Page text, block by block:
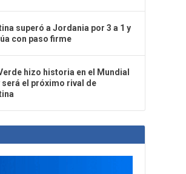
superó a Jordania por 3 a 1 y
con paso firme
hizo historia en el Mundial
será el próximo rival de